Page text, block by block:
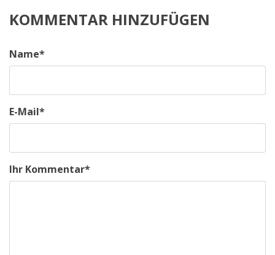
KOMMENTAR HINZUFÜGEN
Name*
E-Mail*
Ihr Kommentar*